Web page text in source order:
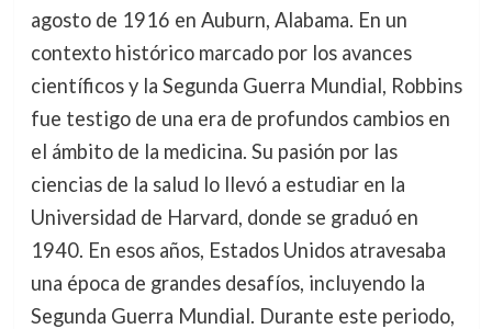
agosto de 1916 en Auburn, Alabama. En un
contexto histórico marcado por los avances
científicos y la Segunda Guerra Mundial, Robbins
fue testigo de una era de profundos cambios en
el ámbito de la medicina. Su pasión por las
ciencias de la salud lo llevó a estudiar en la
Universidad de Harvard, donde se graduó en
1940. En esos años, Estados Unidos atravesaba
una época de grandes desafíos, incluyendo la
Segunda Guerra Mundial. Durante este periodo,